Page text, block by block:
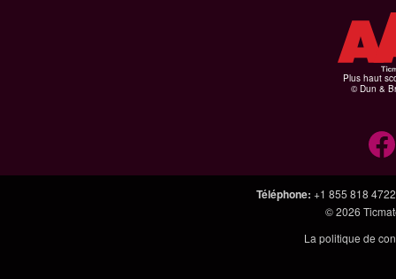
Plus haut
© Dun &
Téléphone: +1 855 818 4722
© 2026
La politique de